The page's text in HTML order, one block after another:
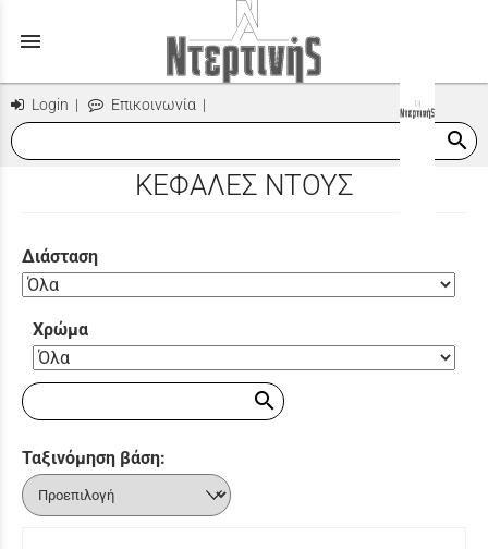
menu
Login | Επικοινωνία |
search
ΚΕΦΑΛΕΣ ΝΤΟΥΣ
Διάσταση
Χρώμα
search
Ταξινόμηση βάση: